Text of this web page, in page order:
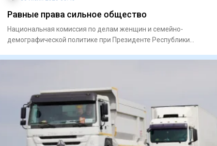
Равные права сильное общество
Национальная комиссия по делам женщин и семейно-
демографической политике при Президенте Рес­публики